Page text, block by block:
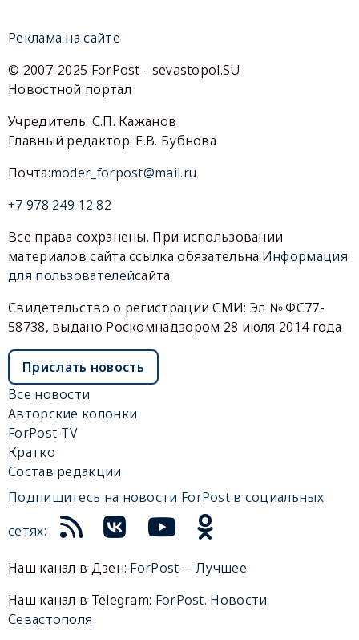
Реклама на сайте
© 2007-2025 ForPost - sevastopol.SU
Новостной портал
Учредитель: С.П. Кажанов
Главный редактор: Е.В. Бубнова
Почта:moder_forpost@mail.ru
+7 978 249 12 82
Все права сохранены. При использовании
материалов сайта ссылка обязательна.Информация
для пользователейсайта
Свидетельство о регистрации СМИ: Эл № ФС77-
58738, выдано Роскомнадзором 28 июля 2014 года
Прислать новость
Все новости
Авторские колонки
ForPost-TV
Кратко
Состав редакции
Подпишитесь на новости ForPost в социальных
сетях:
Наш канал в Дзен: ForPost— Лучшее
Наш канал в Telegram: ForPost. Новости
Севастополя